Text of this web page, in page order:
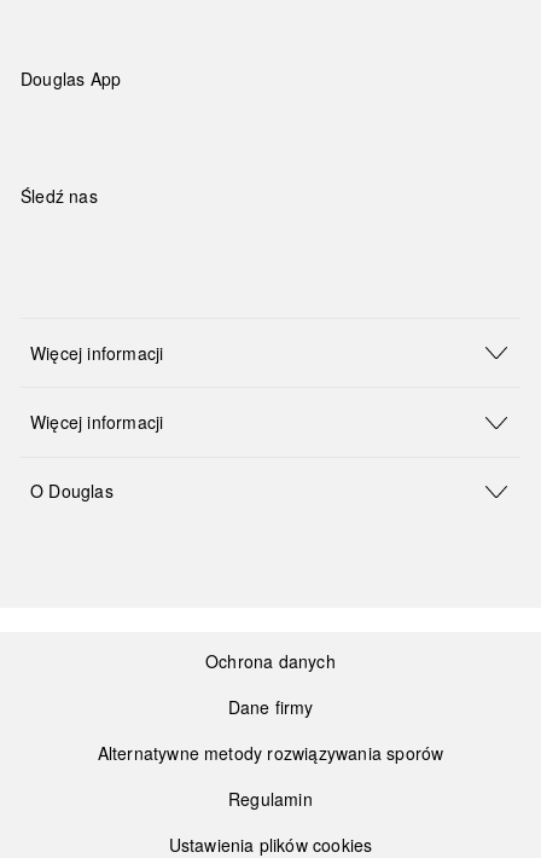
Douglas App
Śledź nas
Więcej informacji
Więcej informacji
O Douglas
Ochrona danych
Dane firmy
Alternatywne metody rozwiązywania sporów
Regulamin
Ustawienia plików cookies